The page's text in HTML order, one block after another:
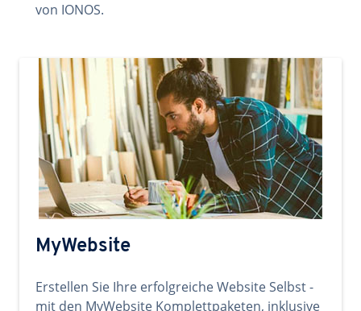
von IONOS.
MyWebsite
Erstellen Sie Ihre erfolgreiche Website Selbst -
mit den MyWebsite Komplettpaketen, inklusive